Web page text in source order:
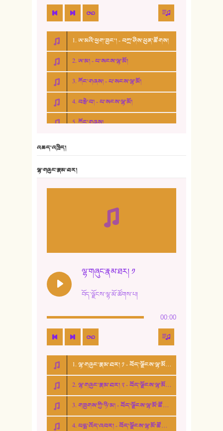
1. ཨ་མའི་ཕྱག་ཟུང་། - བཀྲ་ཤིས་ཕུན་ཚོགས།
2. ཨ་མ། - པ་སངས་ལྷ་མོ།
3. ཀོང་གཞས། - པ་སངས་ལྷ་མོ།
4. བརྩེ་བ། - པ་སངས་ལྷ་མོ།
5. ཀོང་གཞས།
10. ཆང་གཞས། ༣
15. ཤམ་པ་ལ་ཡི་སྲས་མོ།
16. ལྷ་བུ་དར་བུ།
17. ང་བོད་པ་ཡིན། - ཕུར་བུ་རྣམ་རྒྱལ།
18. ང་ལ་བྱམས་པའི་ཨ་མ།
19. ཆ་རྐྱེན་མེད་པའི་སེམས།
20. བསྟན་རྒྱས་གླིང་།
འཆད་འཁྲིད།
ལྷ་གཞུང་རྣམ་ཐར།
ལྷ་གཞུང་རྣམ་ཐར། ༡
བོད་ལྗོངས་ལྷ་མོ་ཚོགས་པ།
00:00
1. ལྷ་གཞུང་རྣམ་ཐར། ༡ - བོད་ལྗོངས་ལྷ་མོ་ཚོགས་པ།
2. ལྷ་གཞུང་རྣམ་ཐར། ༢ - བོད་ལྗོངས་ལྷ་མོ་ཚོགས་པ།
3. གཟུགས་ཀྱི་ཉི་མ། - བོད་ལྗོངས་ལྷ་མོ་ཚོགས་པ།
4. པདྨ་འོད་འབར། - བོད་ལྗོངས་ལྷ་མོ་ཚོགས་པ།